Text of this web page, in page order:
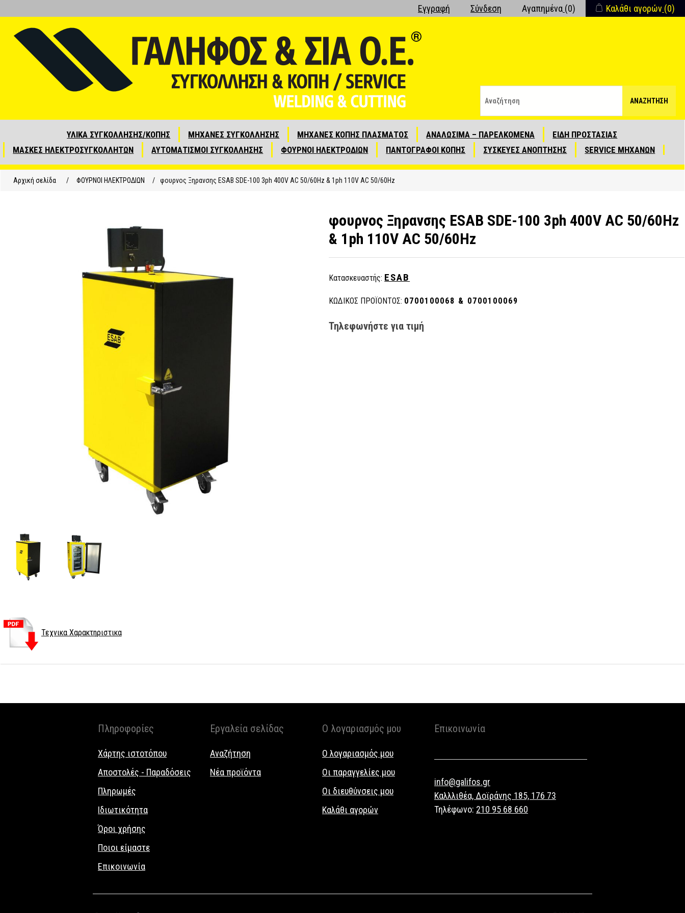
Εγγραφή Σύνδεση Αγαπημένα (0) Καλάθι αγορών (0)
ΑΝΑΖΉΤΗΣΗ
ΥΛΙΚΑ ΣΥΓΚΟΛΛΗΣΗΣ/ΚΟΠΗΣ ΜΗΧΑΝΕΣ ΣΥΓΚΟΛΛΗΣΗΣ ΜΗΧΑΝΕΣ ΚΟΠΗΣ ΠΛΑΣΜΑΤΟΣ ΑΝΑΛΩΣΙΜΑ – ΠΑΡΕΛΚΟΜΕΝΑ
ΕΙΔΗ ΠΡΟΣΤΑΣΙΑΣ
ΜΑΣΚΕΣ ΗΛΕΚΤΡΟΣΥΓΚΟΛΛΗΤΩΝ
ΑΥΤΟΜΑΤΙΣΜΟΙ ΣΥΓΚΟΛΛΗΣΗΣ ΦΟΥΡΝΟΙ ΗΛΕΚΤΡΟΔΙΩΝ ΠΑΝΤΟΓΡΑΦΟΙ ΚΟΠΗΣ ΣΥΣΚΕΥΕΣ ΑΝΟΠΤΗΣΗΣ SERVICE ΜΗΧΑΝΩΝ
Αρχική σελίδα / ΦΟΥΡΝΟΙ ΗΛΕΚΤΡΟΔΙΩΝ / φουρνος Ξηρανσης ESAB SDE-100 3ph 400V AC 50/60Hz & 1ph 110V AC 50/60Hz
φουρνος Ξηρανσης ESAB SDE-100 3ph 400V AC 50/60Hz
& 1ph 110V AC 50/60Hz
Κατασκευαστής: ESAB
ΚΩΔΙΚΟΣ ΠΡΟΪΟΝΤΟΣ: 0700100068 & 0700100069
Τηλεφωνήστε για τιμή
Τεχνικα Χαρακτηριστικα
Πληροφορίες
Χάρτης ιστοτόπου
Αποστολές - Παραδόσεις
Πληρωμές
Ιδιωτικότητα
Όροι χρήσης
Ποιοι είμαστε
Επικοινωνία
Εργαλεία σελίδας
Αναζήτηση
Νέα προϊόντα
Ο λογαριασμός μου
Ο λογαριασμός μου
Οι παραγγελίες μου
Οι διευθύνσεις μου
Καλάθι αγορών
Επικοινωνία
info@galifos.gr
Καλλλιθέα, Δοϊράνης 185, 176 73
Τηλέφωνο: 210 95 68 660